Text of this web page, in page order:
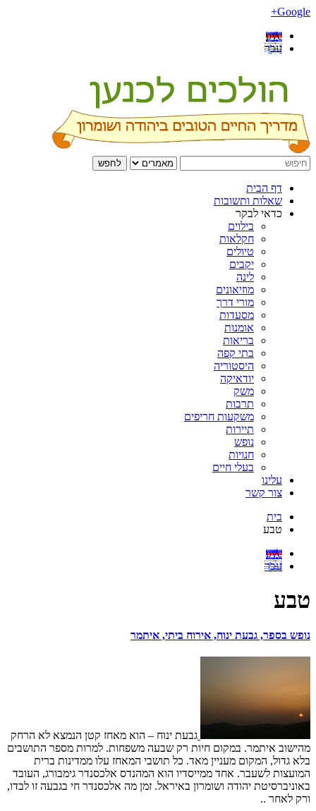
Google+
рус
עבר
לחפש
דף הבית
שאלות ותשובות
כדאי לבקר
בילוים
חקלאות
טיולים
יקבים
לינה
מוזיאונים
מורי דרך
מסעדות
אומנות
בריאות
בתי קפה
היסטוריה
יודאיקה
משק
תרבות
משקעות חריפים
תיירות
נופש
חנויות
בעלי חיים
עלינו
צור קשר
בית
טבע
рус
עבר
טבע
נופש בספר, גבעת ינוח, אירוח ביתי, איתמר
גבעת ינוח – הוא מאחז קטן הנמצא לא הרחק
מהישוב איתמר. במקום חיות רק שבעה משפחות. למרות מספר התושבים
בלא גדול, המקום מעניין מאד. כל תושבי המאחז עלו ממדינות ברית
המועצות לשעבר. אחד ממייסדיו הוא המהנדס אלכסנדר גימבורג, העובד
באוניברסיטת יהודה ושומרון באיראל. זמן מה אלכסנדר חי בגבעה זו לבדו,
ורק לאחר ..